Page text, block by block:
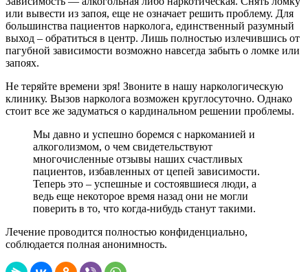
или вывести из запоя, еще не означает решить проблему. Для
большинства пациентов нарколога, единственный разумный
выход – обратиться в центр. Лишь полностью излечившись от
пагубной зависимости возможно навсегда забыть о ломке или
запоях.
Не теряйте времени зря! Звоните в нашу наркологическую
клинику. Вызов нарколога возможен круглосуточно. Однако
стоит все же задуматься о кардинальном решении проблемы.
Мы давно и успешно боремся с наркоманией и
алкоголизмом, о чем свидетельствуют
многочисленные отзывы наших счастливых
пациентов, избавленных от цепей зависимости.
Теперь это – успешные и состоявшиеся люди, а
ведь еще некоторое время назад они не могли
поверить в то, что когда-нибудь станут такими.
Лечение проводится полностью конфиденциально,
соблюдается полная анонимность.